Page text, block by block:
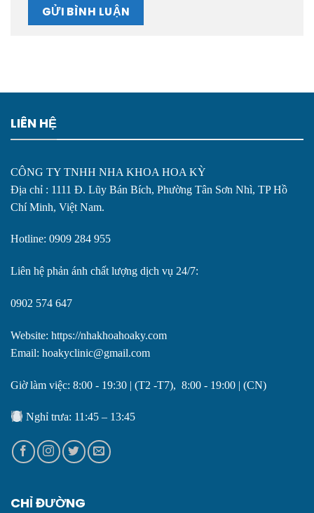
LIÊN HỆ
CÔNG TY TNHH NHA KHOA HOA KỲ
Địa chỉ : 1111 Đ. Lũy Bán Bích, Phường Tân Sơn Nhì, TP Hồ
Chí Minh, Việt Nam.
Hotline: 0909 284 955
Liên hệ phản ánh chất lượng dịch vụ 24/7:
0902 574 647
Website: https://nhakhoahoaky.com
Email: hoakyclinic@gmail.com
Giờ làm việc: 8:00 - 19:30 | (T2 -T7), 8:00 - 19:00 | (CN)
Nghỉ trưa: 11:45 – 13:45
CHỈ ĐƯỜNG